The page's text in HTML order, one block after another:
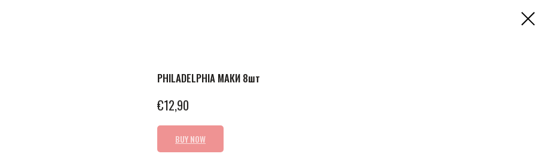
PHILADELPHIA МАКИ 8шт
€12,90
BUY NOW